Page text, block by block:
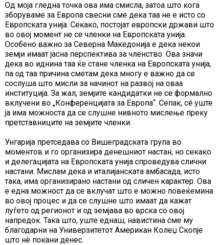
Од моја гледна точка ова има смисла, затоа што кога
зборуваме за Европа свесни сме дека таа не е исто со
Европската унија. Секако, постојат европски држави што
во овој момент не се членки на Европската унија.
Особено важно за Северна Македонија е дека некои
земји имаат јасна перспектива за членство. Ова значи
дека во иднина таа ќе стане членка на Европската унија,
па од таа причина сметам дека многу е важно да се
сослуша што мисли за начинот на развој на оваа
институција. За жал, земјите кандидатки не се формално
вклучени во „Конференцијата за Европа“. Сепак, сé уште
ја има можноста да се слушне нивното мислење преку
претставниците на земјите членки.
Унгарија претседава со Вишеградската група во
моментов и го организира денешниот настан, но секако
и делегацијата на Европската унија спроведува слични
настани. Мислам дека и италијанската амбасада, исто
така, има организирано настани од сличен карактер. Ова
е една можност да се вклучат што е можно повеќемина
во овој процес и да се слушне што имаат да кажат
луѓето од регионот и од земјава во врска со овој
напредок. Така што, уште еднаш, навистина сме му
благодарни на Универзитетот Американ Колеџ Скопје
што нѐ покани денес.